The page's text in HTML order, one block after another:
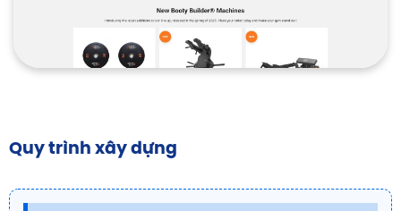
Quy trình xây dựng